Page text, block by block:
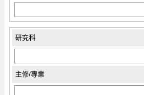
研究科
主修/專業